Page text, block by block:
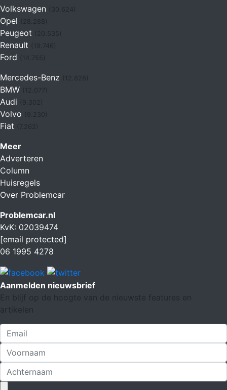
Volkswagen (30.624)
Opel (28.288)
Peugeot (20.535)
Renault (19.746)
Ford (14.755)
Mercedes-Benz (12.828)
BMW (12.077)
Audi (9.302)
Volvo (9.230)
Fiat (7.262)
Meer
Adverteren
Column
Huisregels
Over Problemcar
Problemcar.nl
KvK: 02039474
[email protected]
06 1995 4278
Aanmelden nieuwsbrief
En blijf op de hoogte van de nieuwste features en
artikelen